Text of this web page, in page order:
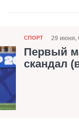
Категория
СПОРТ Дата
29 июня,
Первый
скандал